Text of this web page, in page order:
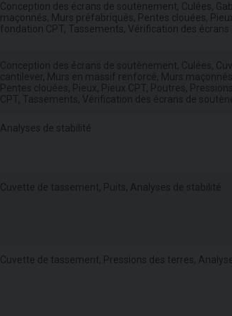
Conception des écrans de soutènement, Culées,
maçonnés, Murs préfabriqués, Pentes clouées,
fondation CPT, Tassements, Vérification des
Analyses de stabilité
Cuvette de tassement, Pressions des terres,